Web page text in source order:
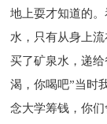
地上耍才知道的
水，只有从身上
买了矿泉水，递
渴，你喝吧”当时
念大学筹钱，你